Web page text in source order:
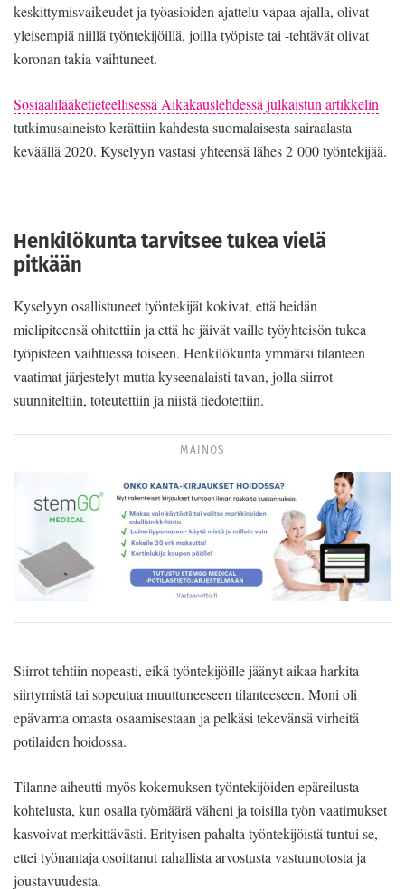
keskittymisvaikeudet ja työasioiden ajattelu vapaa-ajalla, olivat
yleisempiä niillä työntekijöillä, joilla työpiste tai -tehtävät olivat
koronan takia vaihtuneet.
Sosiaalilääketieteellisessä Aikakauslehdessä julkaistun artikkelin
tutkimusaineisto kerättiin kahdesta suomalaisesta sairaalasta
keväällä 2020. Kyselyyn vastasi yhteensä lähes 2 000 työntekijää.
Henkilökunta tarvitsee tukea vielä
pitkään
Kyselyyn osallistuneet työntekijät kokivat, että heidän
mielipiteensä ohitettiin ja että he jäivät vaille työyhteisön tukea
työpisteen vaihtuessa toiseen. Henkilökunta ymmärsi tilanteen
vaatimat järjestelyt mutta kyseenalaisti tavan, jolla siirrot
suunniteltiin, toteutettiin ja niistä tiedotettiin.
MAINOS
Siirrot tehtiin nopeasti, eikä työntekijöille jäänyt aikaa harkita
siirtymistä tai sopeutua muuttuneeseen tilanteeseen. Moni oli
epävarma omasta osaamisestaan ja pelkäsi tekevänsä virheitä
potilaiden hoidossa.
Tilanne aiheutti myös kokemuksen työntekijöiden epäreilusta
kohtelusta, kun osalla työmäärä väheni ja toisilla työn vaatimukset
kasvoivat merkittävästi. Erityisen pahalta työntekijöistä tuntui se,
ettei työnantaja osoittanut rahallista arvostusta vastuunotosta ja
joustavuudesta.